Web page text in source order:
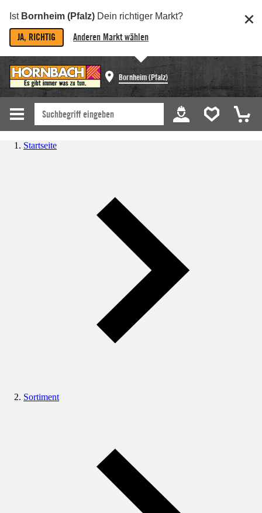
Ist Bornheim (Pfalz) Dein richtiger Markt?
JA, RICHTIG Anderen Markt wählen
Bornheim (Pfalz)
Startseite
Sortiment